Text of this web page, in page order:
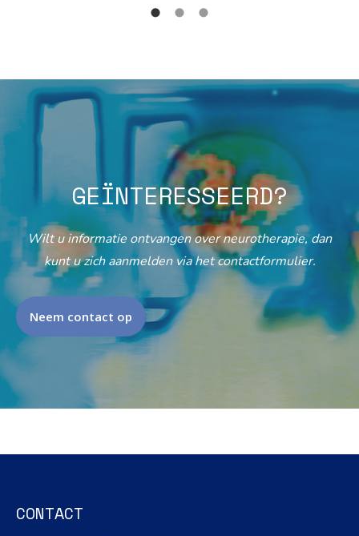
GEÏNTERESSEERD?
Wilt u informatie ontvangen over neurotherapie, dan
kunt u zich aanmelden via het contactformulier.
Neem contact op
CONTACT